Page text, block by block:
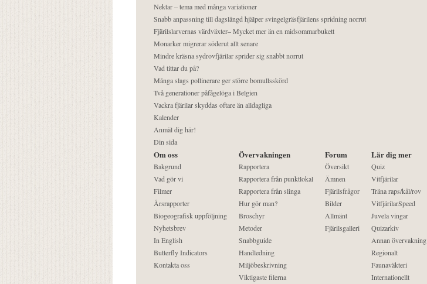
Nektar – tema med många variationer
Snabb anpassning till dagslängd hjälper svingelgräsfjärilens spridning norrut
Fjärilslarvernas värdväxter– Mycket mer än en midsommarbukett
Monarker migrerar söderut allt senare
Mindre kräsna sydrovfjärilar sprider sig snabbt norrut
Vad tittar du på?
Många slags pollinerare ger större bomullsskörd
Två generationer påfågelöga i Belgien
Vackra fjärilar skyddas oftare än alldagliga
Kalender
Anmäl dig här!
Din sida
Om oss
Bakgrund
Vad gör vi
Filmer
Årsrapporter
Biogeografisk uppföljning
Nyhetsbrev
In English
Butterfly Indicators
Kontakta oss
Övervakningen
Rapportera
Rapportera från punktlokal
Rapportera från slinga
Hur gör man?
Broschyr
Metoder
Snabbguide
Handledning
Miljöbeskrivning
Viktigaste filerna
Forum
Översikt
Ämnen
Fjärilsfrågor
Bilder
Allmänt
Fjärilsgalleri
Lär dig mer
Quiz
Vitfjärilar
Träna raps/kål/rov
VitfjärilarSpeed
Juvela vingar
Quizarkiv
Annan övervakning
Regionalt
Faunaväkteri
Internationellt